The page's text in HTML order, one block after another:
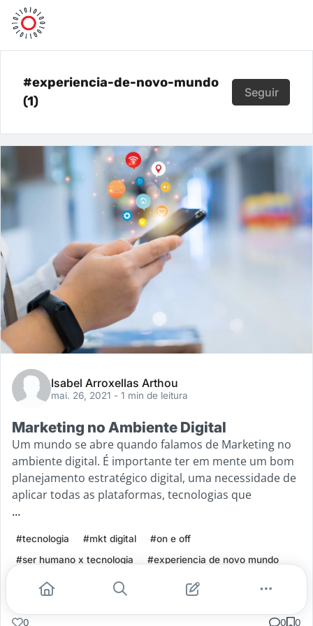
#experiencia-de-novo-mundo
(1)
Seguir
Isabel Arroxellas Arthou
mai. 26, 2021 - 1 min de leitura
Marketing no Ambiente Digital
Um mundo se abre quando falamos de Marketing no
ambiente digital. É importante ter em mente um bom
planejamento estratégico digital, uma necessidade de
aplicar todas as plataformas, tecnologias que
...
#tecnologia #mkt digital
#on e off
#ser humano x tecnologia
#experiencia de novo mundo
Leia mais
0 0 0